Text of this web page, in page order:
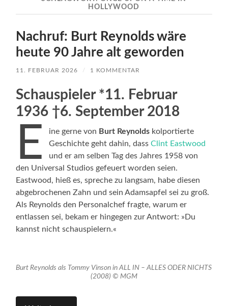
HOLLYWOOD
Nachruf: Burt Reynolds wäre
heute 90 Jahre alt geworden
11. FEBRUAR 2026 / 1 KOMMENTAR
Schauspieler *11. Februar
1936 †6. September 2018
E ine gerne von Burt Reynoldskolportierte
Geschichte geht dahin, dass Clint Eastwood
und er am selben Tag des Jahres 1958 von
den Universal Studios gefeuert worden seien.
Eastwood, hieß es, spreche zu langsam, habe diesen
abgebrochenen Zahn und sein Adamsapfel sei zu groß.
Als Reynolds den Personalchef fragte, warum er
entlassen sei, bekam er hingegen zur Antwort: »Du
kannst nicht schauspielern.«
Burt Reynolds als Tommy Vinson in ALL IN – ALLES ODER NICHTS
(2008) © MGM